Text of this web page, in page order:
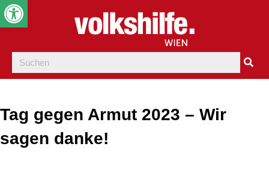
Tag gegen Armut 2023 – Wir
sagen danke!